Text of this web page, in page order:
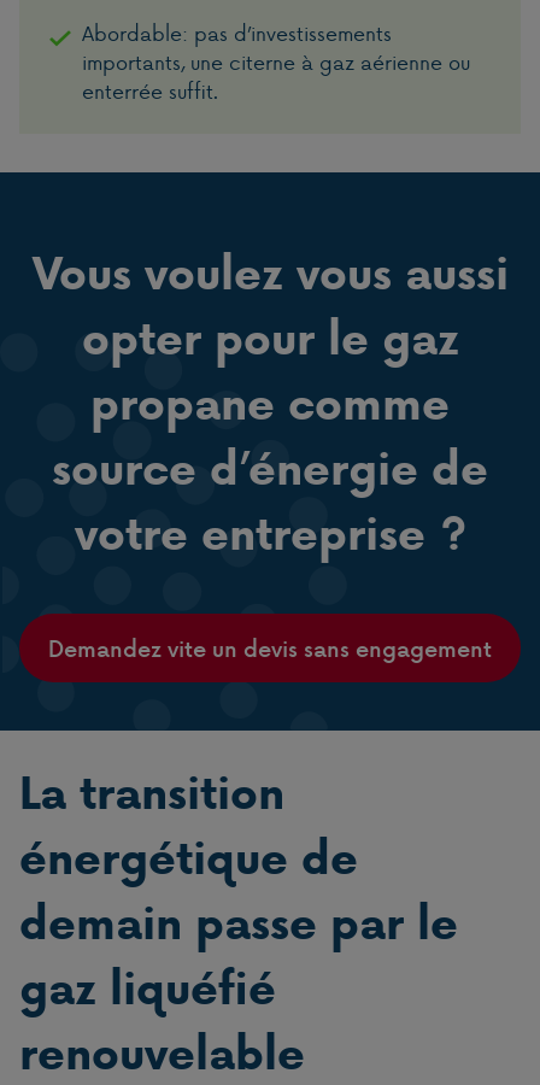
Abordable: pas d’investissements
importants, une citerne à gaz aérienne ou
enterrée suffit.
Vous voulez vous aussi
opter pour le gaz
propane comme
source d’énergie de
votre entreprise ?
Demandez vite un devis sans engagement
La transition
énergétique de
demain passe par le
gaz liquéfié
renouvelable